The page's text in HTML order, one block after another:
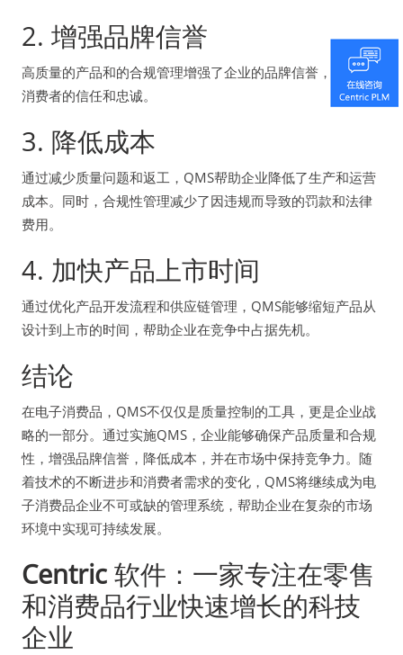
2. 增强品牌信誉
高质量的产品和的合规管理增强了企业的品牌信誉，赢得了
消费者的信任和忠诚。
3. 降低成本
通过减少质量问题和返工，QMS帮助企业降低了生产和运营
成本。同时，合规性管理减少了因违规而导致的罚款和法律
费用。
4. 加快产品上市时间
通过优化产品开发流程和供应链管理，QMS能够缩短产品从
设计到上市的时间，帮助企业在竞争中占据先机。
结论
在电子消费品，QMS不仅仅是质量控制的工具，更是企业战
略的一部分。通过实施QMS，企业能够确保产品质量和合规
性，增强品牌信誉，降低成本，并在市场中保持竞争力。随
着技术的不断进步和消费者需求的变化，QMS将继续成为电
子消费品企业不可或缺的管理系统，帮助企业在复杂的市场
环境中实现可持续发展。
Centric 软件：一家专注在零售
和消费品行业快速增长的科技
企业